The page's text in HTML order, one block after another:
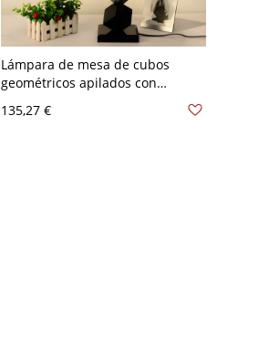
Lámpara de mesa de cubos
geométricos apilados con
base negra brillante - 110 A 120
135,27 €